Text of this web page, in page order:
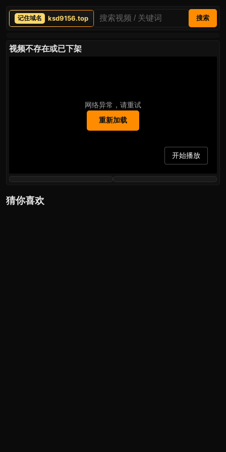
ksd9156.top 搜索
视频不存在或已下架
网络异常，请重试
重新加载
开始播放
猜你喜欢